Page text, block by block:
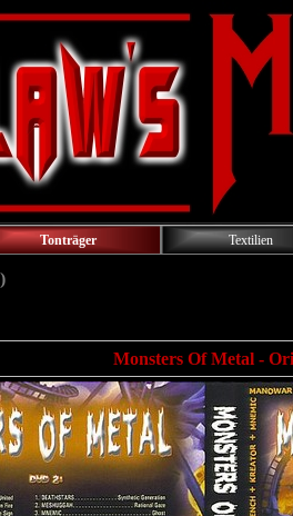
Tonträger Textilien
Monsters Of Metal -